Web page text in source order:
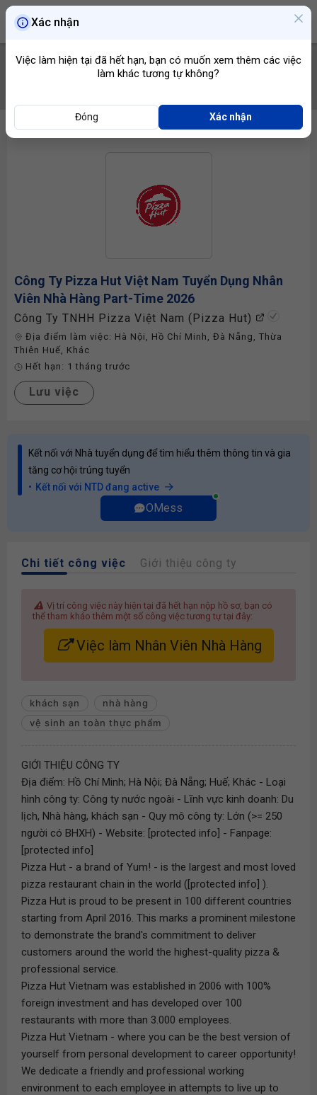
Công Ty Pizza Hut Việt Nam Tuyển Dụng Nhân
Viên Nhà Hàng Part-Time 2026
Công Ty TNHH Pizza Việt Nam (Pizza Hut)
Địa điểm làm việc: Hà Nội , Hồ Chí Minh , Đà Nẵng , Thừa
Thiên Huế, Khác
Hết hạn: 1 tháng trước
Lưu việc
Kết nối với Nhà tuyển dụng để tìm hiểu thêm thông tin và gia
tăng cơ hội trúng tuyển
Kết nối với NTD đang active
OMess
Chi tiết công việc Giới thiệu công ty
Vị trí công việc này hiện tại đã hết hạn nộp hồ sơ, bạn có
thể tham khảo thêm một số công việc tương tự tại đây:
Việc làm Nhân Viên Nhà Hàng
khách sạn
nhà hàng
vệ sinh an toàn thực phẩm
GIỚI THIỆU CÔNG TY
Địa điểm: Hồ Chí Minh; Hà Nội; Đà Nẵng; Huế; Khác - Loại
hình công ty: Công ty nước ngoài - Lĩnh vực kinh doanh: Du
lịch, Nhà hàng, khách sạn - Quy mô công ty: Lớn (>= 250
người có BHXH) - Website: [protected info] - Fanpage:
[protected info]
Pizza Hut - a brand of Yum! - is the largest and most loved
pizza restaurant chain in the world ([protected info] ).
Pizza Hut is proud to be present in 100 different countries
starting from April 2016. This marks a prominent milestone
to demonstrate the brand's commitment to deliver
customers around the world the highest-quality pizza &
professional service.
Pizza Hut Vietnam was established in 2006 with 100%
foreign investment and has developed over 100
restaurants with more than 3.000 employees.
Pizza Hut Vietnam - where you can be the best version of
yourself from personal development to career opportunity!
We dedicate a friendly and professional working
environment to each employee in attempts to live up to
Xác nhận
Việc làm hiện tại đã hết hạn, bạn có muốn xem thêm các việc
làm khác tương tự không?
Đóng Xác nhận